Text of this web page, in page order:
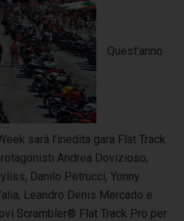
Quest’anno
sarà l’inedita gara Flat Track
Andrea Dovizioso,
Danilo Petrucci, Yonny
Leandro Denis Mercado e
Scrambler® Flat Track Pro per